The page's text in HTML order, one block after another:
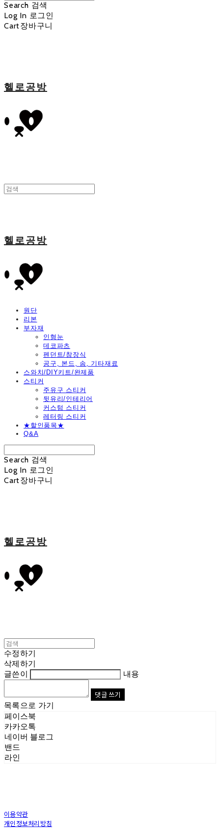
Search 검색
Log In 로그인
Cart장바구니
헬로공방
헬로공방
원단
리본
부자재
인형눈
데코파츠
펜던트/참장식
공구, 본드, 솜, 기타재료
스와치/DIY키트/완제품
스티커
주유구 스티커
뒷유리/인테리어
커스텀 스티커
레터링 스티커
★할인품목★
Q&A
Search 검색
Log In 로그인
Cart장바구니
헬로공방
수정하기
삭제하기
글쓴이
내용
댓글 쓰기
목록으로 가기
페이스북
카카오톡
네이버 블로그
밴드
라인
이용약관
개인정보처리방침